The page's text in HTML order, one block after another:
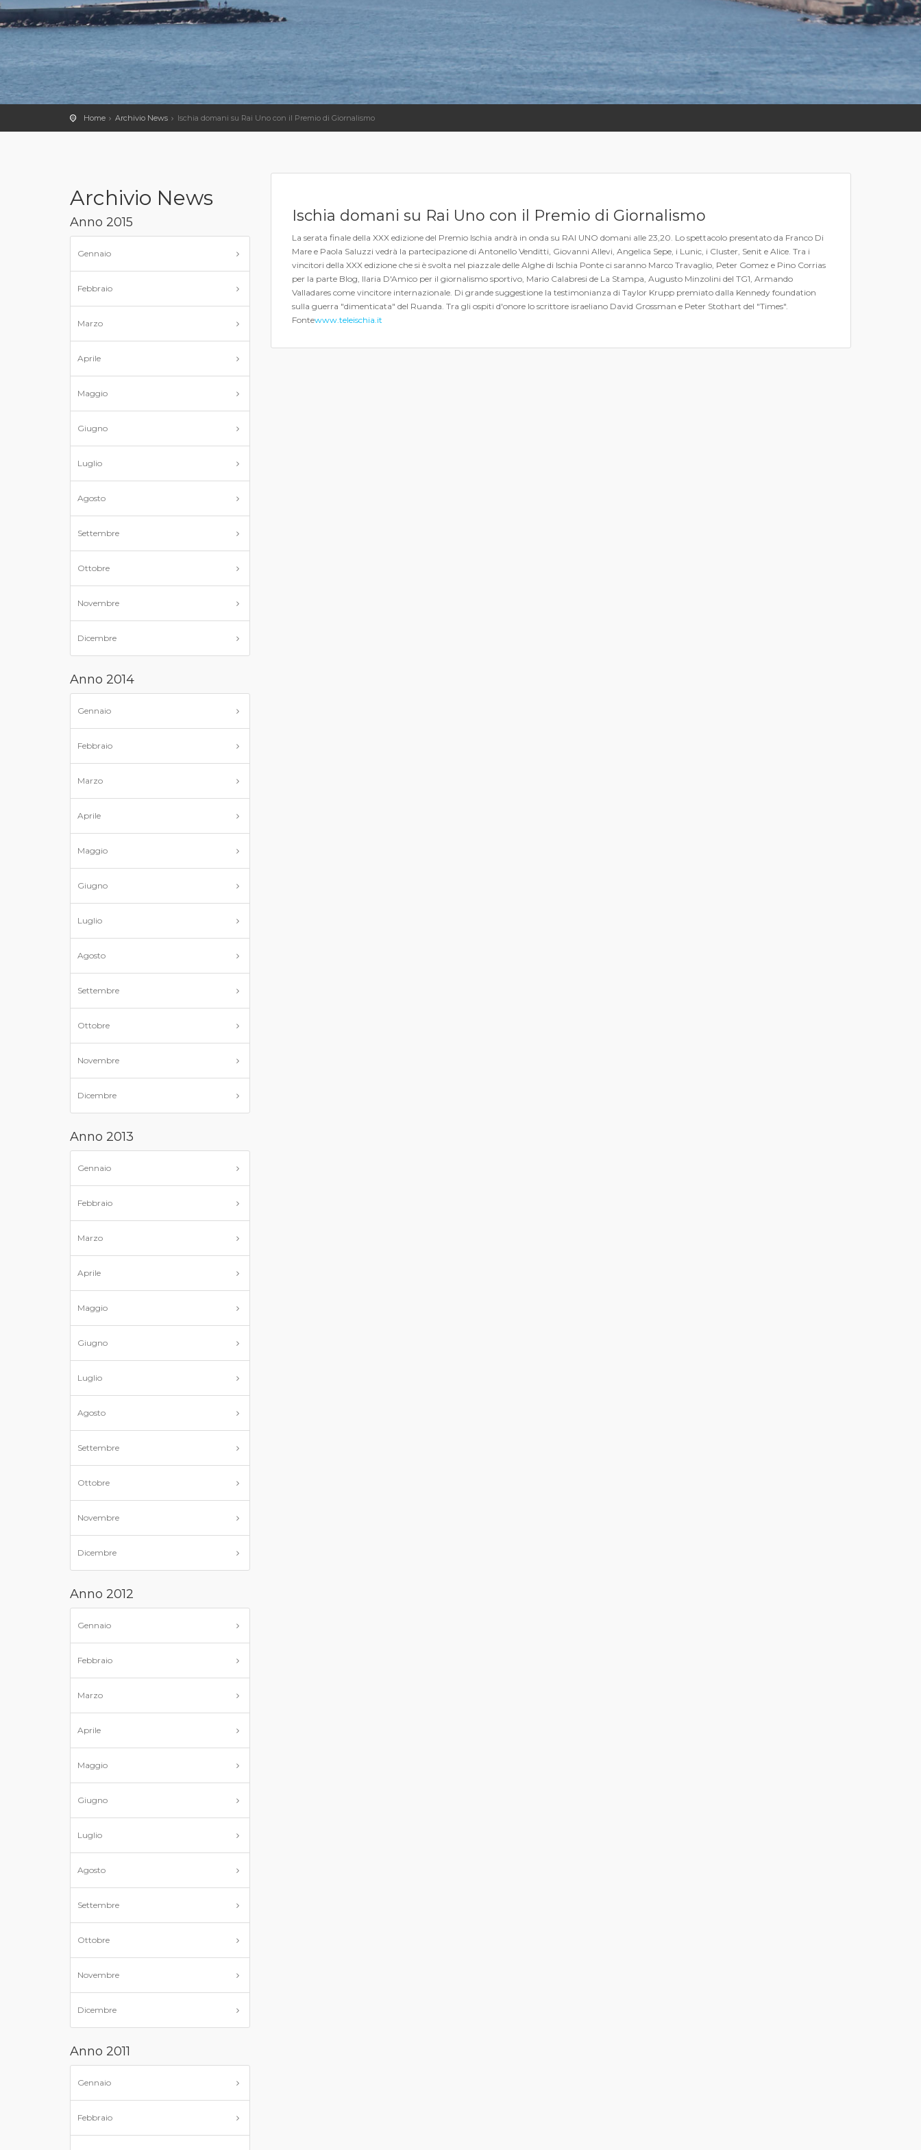
Home Archivio News Ischia domani su Rai Uno con il Premio di Giornalismo
Archivio News
Anno 2015
Gennaio
Febbraio
Marzo
Aprile
Maggio
Giugno
Luglio
Agosto
Settembre
Ottobre
Novembre
Dicembre
Anno 2014
Gennaio
Febbraio
Marzo
Aprile
Maggio
Giugno
Luglio
Agosto
Settembre
Ottobre
Novembre
Dicembre
Anno 2013
Gennaio
Febbraio
Marzo
Aprile
Maggio
Giugno
Luglio
Agosto
Settembre
Ottobre
Novembre
Dicembre
Anno 2012
Gennaio
Febbraio
Marzo
Aprile
Maggio
Giugno
Luglio
Agosto
Settembre
Ottobre
Novembre
Dicembre
Anno 2011
Gennaio
Febbraio
Ischia domani su Rai Uno con il Premio di Giornalismo
La serata finale della XXX edizione del Premio Ischia andrà in onda su RAI UNO domani alle 23,20. Lo spettacolo presentato da Franco Di
Mare e Paola Saluzzi vedrà la partecipazione di Antonello Venditti, Giovanni Allevi, Angelica Sepe, i Lunic, i Cluster, Senit e Alice. Tra i
vincitori della XXX edizione che si è svolta nel piazzale delle Alghe di Ischia Ponte ci saranno Marco Travaglio, Peter Gomez e Pino Corrias
per la parte Blog, Ilaria D'Amico per il giornalismo sportivo, Mario Calabresi de La Stampa, Augusto Minzolini del TG1, Armando
Valladares come vincitore internazionale. Di grande suggestione la testimonianza di Taylor Krupp premiato dalla Kennedy foundation
sulla guerra "dimenticata" del Ruanda. Tra gli ospiti d'onore lo scrittore israeliano David Grossman e Peter Stothart del "Times".
Fontewww.teleischia.it